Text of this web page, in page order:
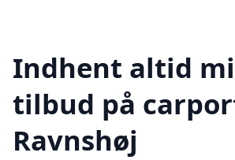
Indhent altid
tilbud på
Ravnshøj